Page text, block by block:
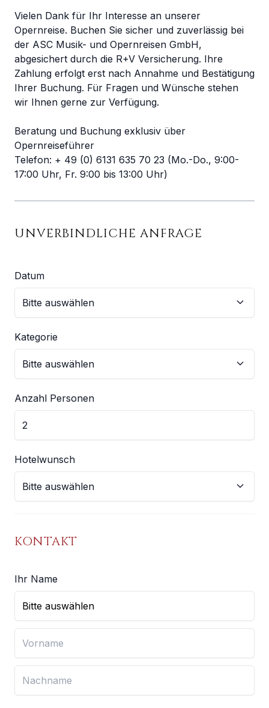
Vielen Dank für Ihr Interesse an unserer
Opernreise. Buchen Sie sicher und zuverlässig bei
der ASC Musik- und Opernreisen GmbH,
abgesichert durch die R+V Versicherung. Ihre
Zahlung erfolgt erst nach Annahme und Bestätigung
Ihrer Buchung. Für Fragen und Wünsche stehen
wir Ihnen gerne zur Verfügung.
Beratung und Buchung exklusiv über
Opernreiseführer
Telefon: + 49 (0) 6131 635 70 23 (Mo.-Do., 9:00-
17:00 Uhr, Fr. 9:00 bis 13:00 Uhr)
UNVERBINDLICHE ANFRAGE
Datum
Kategorie
Anzahl Personen
Hotelwunsch
KONTAKT
Ihr Name